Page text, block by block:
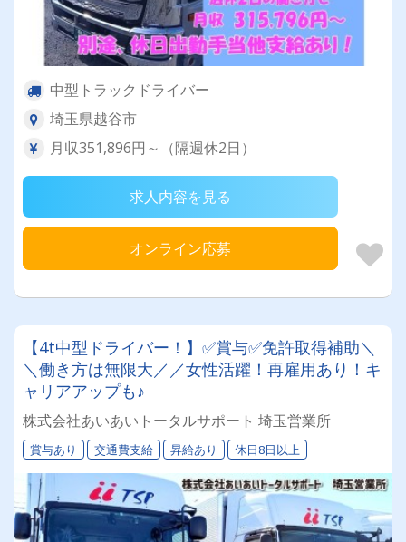
中型トラックドライバー
埼玉県越谷市
月収351,896円～（隔週休2日）
求人内容を見る
オンライン応募
【4t中型ドライバー！】✅賞与✅免許取得補助＼
＼働き方は無限大／／女性活躍！再雇用あり！キ
ャリアアップも♪
株式会社あいあいトータルサポート 埼玉営業所
賞与あり 交通費支給 昇給あり 休日8日以上